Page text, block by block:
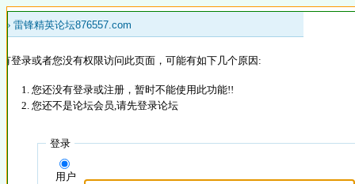
» 雷锋精英论坛876557.com
登录或者您没有权限访问此页面，可能有如下几个原因:
您还没有登录或注册，暂时不能使用此功能!!
您还不是论坛会员,请先登录论坛
登录
用户